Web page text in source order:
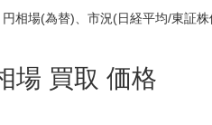
相場(為替)、市況(日経平均/東証
場 買取 価格